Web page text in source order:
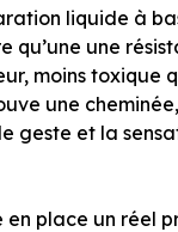
liquide à
qu’une une
moins toxique
une
geste et la
place un réel